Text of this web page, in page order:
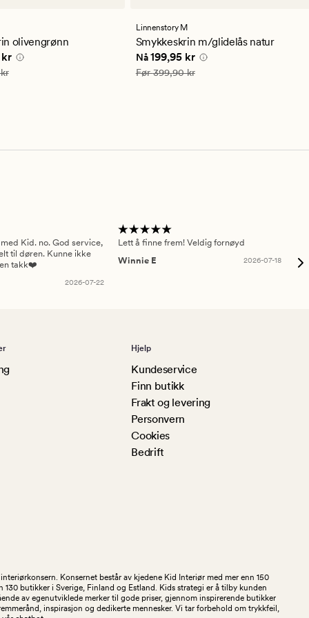
olivengrønn
pris
kr
Linnenstory M
Smykkeskrin m/glidelås natur
Nåværende pris
Nå 199,95 kr
Vanlig pris 399,90 kr
Før399,90 kr
Kid. no. God service,
til døren. Kunne ikke
takk❤️
2026-07-22
Lett å finne frem! Veldig fornøyd
Winnie E
2026-07-18
Hjelp
Kundeservice
Finn butikk
Frakt og levering
Personvern
Cookies
Bedrift
Konsernet består av kjedene Kid Interiør med mer enn 150
butikker i Sverige, Finland og Estland. Kids strategi er å tilby kunden
av egenutviklede merker til gode priser, gjennom inspirerende butikker
inspirasjon og dedikerte mennesker. Vi tar forbehold om trykkfeil,